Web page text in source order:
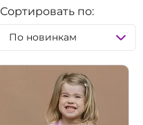
Сортировать по: